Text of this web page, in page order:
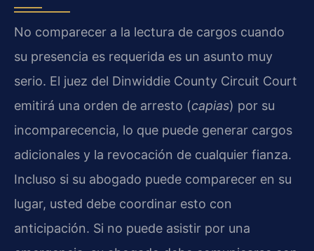
No comparecer a la lectura de cargos cuando
su presencia es requerida es un asunto muy
serio. El juez del Dinwiddie County Circuit Court
emitirá una orden de arresto (capias) por su
incomparecencia, lo que puede generar cargos
adicionales y la revocación de cualquier fianza.
Incluso si su abogado puede comparecer en su
lugar, usted debe coordinar esto con
anticipación. Si no puede asistir por una